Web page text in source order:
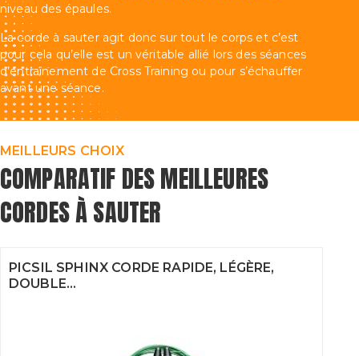
niveau des épaules.
La corde à sauter agit donc sur tout le corps et c’est
pour cela qu’elle est un véritable allié lors des séances
d’entraînement de Cross Training ou pour s’échauffer
avant une séance.
MEILLEURS CHOIX
COMPARATIF DES MEILLEURES
CORDES À SAUTER
PICSIL SPHINX CORDE RAPIDE, LÉGÈRE,
DOUBLE...